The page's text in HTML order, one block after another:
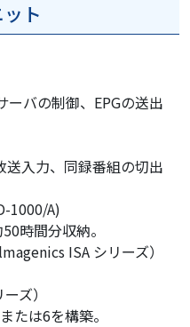
ト
ーバの制御、EPGの送出
送入力、同録番組の切出
1000/A)
時間分収納。
ISA シリーズ）
ズ）
たは6を構築。